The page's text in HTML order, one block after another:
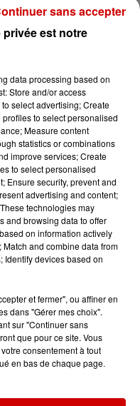
pour le
Arthur 2026 !
pour le
Automobile au
invite à
Xperiences !
votre balade
est notre
data processing based on
Store and/or access
select advertising; Create
to select personalised
Measure content
statistics or combinations
improve services; Create
to select personalised
Ensure security, prevent and
advertising and content;
technologies may
and browsing data to offer
on information actively
and combine data from
Identify devices based on
et fermer", ou affiner en
dans "Gérer mes choix".
sur "Continuer sans
que pour ce site. Vous
consentement à tout
en bas de chaque page.
sans accepter